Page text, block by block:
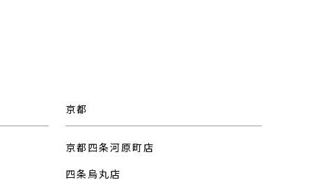
京都
京都四条河原町店
四条烏丸店